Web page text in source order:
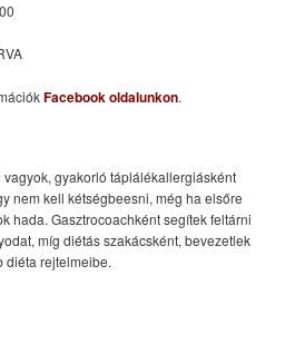
Facebook oldalunkon.
vagyok, gyakorló táplálékallergiásként
nem kell kétségbeesni, még ha elsőre
hada. Gasztrocoachként segítek feltárni
míg diétás szakácsként, bevezetlek
diéta rejtelmeibe.